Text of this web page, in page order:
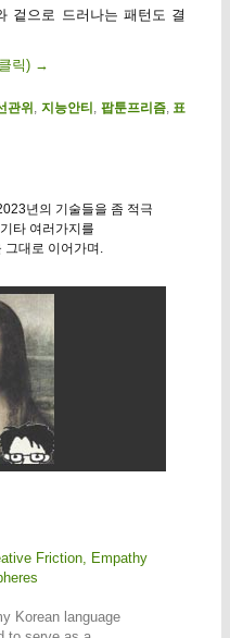
겉으로 드러나는 패턴도 결
릭) →
관위 , 지능안티 , 팝툰프리즘, 표
년의 기술들을 좀 적극
타 여러가지를
대로 이어가며.
Friction, Empathy
Korean language